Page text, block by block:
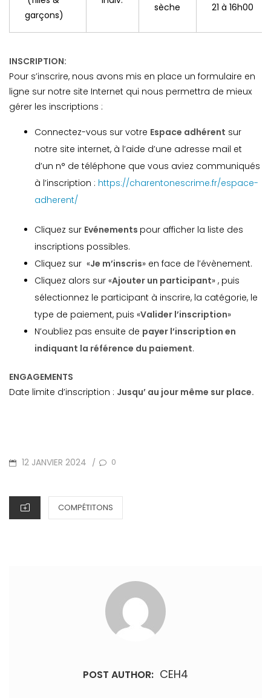
garçons)
sèche 21 à 16h00
INSCRIPTION:
Pour s’inscrire, nous avons mis en place un formulaire en
ligne sur notre site Internet qui nous permettra de mieux
gérer les inscriptions :
Connectez-vous sur votre Espace adhérent sur
notre site internet, à l’aide d’une adresse mail et
d’un n° de téléphone que vous aviez communiqués
à l’inscription : https://charentonescrime.fr/espace-
adherent/
Cliquez sur Evénements pour afficher la liste des
inscriptions possibles.
Cliquez sur «Je m’inscris» en face de l’évènement.
Cliquez alors sur «Ajouter un participant» , puis
sélectionnez le participant à inscrire, la catégorie, le
type de paiement, puis «Valider l’inscription»
N’oubliez pas ensuite de payer l’inscription en
indiquant la référence du paiement.
ENGAGEMENTS
Date limite d’inscription : Jusqu’ au jour même sur place.
POSTED
12 JANVIER 2024 / 0
CATEGORIES
COMPÉTITONS
POST AUTHOR: CEH4